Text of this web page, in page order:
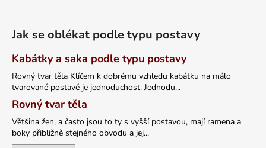
Jak se oblékat podle typu postavy
Kabátky a saka podle typu postavy
Rovný tvar těla Klíčem k dobrému vzhledu kabátku na málo
tvarované postavě je jednoduchost. Jednodu...
Rovný tvar těla
Většina žen, a často jsou to ty s vyšší postavou, mají ramena a
boky přibližně stejného obvodu a jej...